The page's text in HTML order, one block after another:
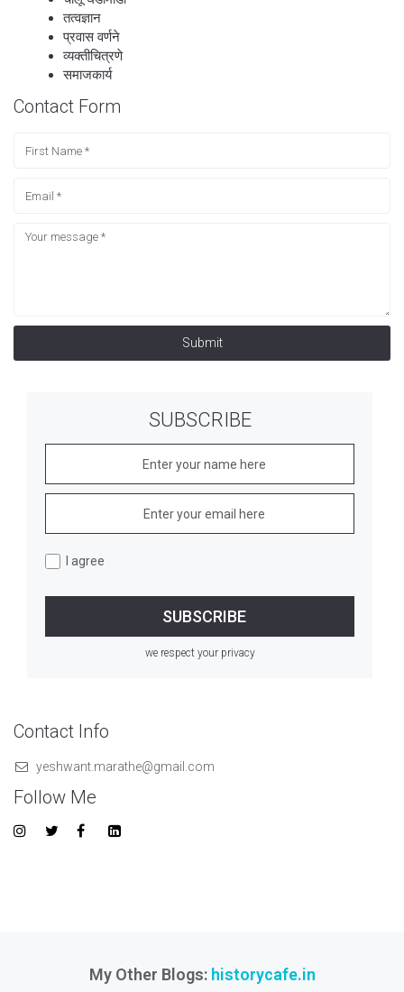
तत्वज्ञान
प्रवास वर्णने
व्यक्तीचित्रणे
समाजकार्य
Contact Form
Submit
SUBSCRIBE
I agree
we respect your privacy
Contact Info
yeshwant.marathe@gmail.com
Follow Me
My Other Blogs: historycafe.in